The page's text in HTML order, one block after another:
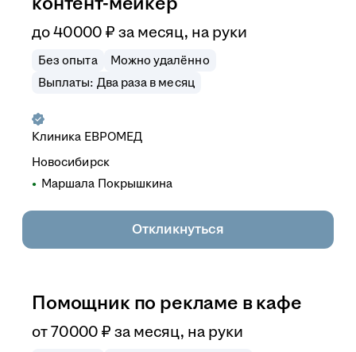
до40 000 ₽ за месяц, на руки
Без опыта
Можно удалённо
Выплаты: Два раза в месяц
Клиника ЕВРОМЕД
Новосибирск
Маршала Покрышкина
Откликнуться
Помощник по рекламе в кафе
от70 000 ₽ за месяц, на руки